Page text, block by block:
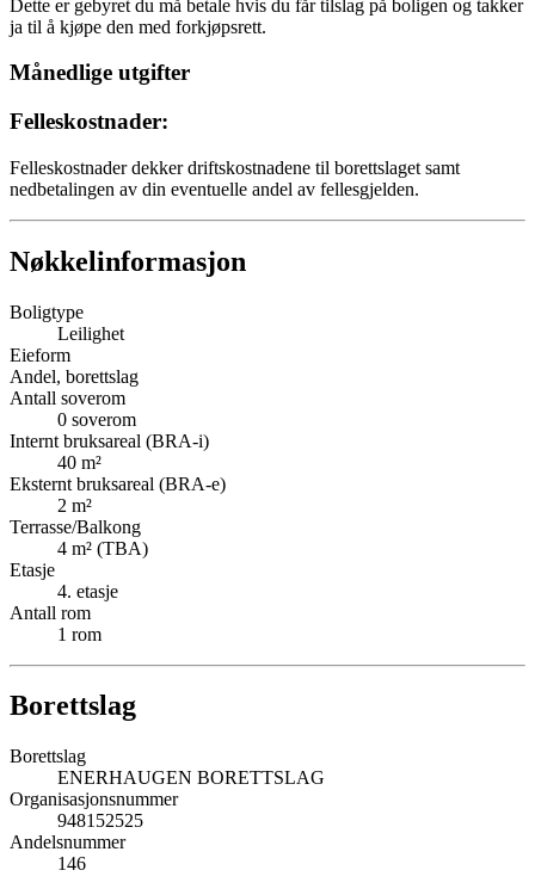
Dette er gebyret du må betale hvis du får tilslag på boligen og takker
ja til å kjøpe den med forkjøpsrett.
Månedlige utgifter
Felleskostnader:
Felleskostnader dekker driftskostnadene til borettslaget samt
nedbetalingen av din eventuelle andel av fellesgjelden.
Nøkkelinformasjon
Boligtype
Leilighet
Eieform
Andel, borettslag
Antall soverom
0 soverom
Internt bruksareal (BRA-i)
40 m²
Eksternt bruksareal (BRA-e)
2 m²
Terrasse/Balkong
4 m² (TBA)
Etasje
4. etasje
Antall rom
1 rom
Borettslag
Borettslag
ENERHAUGEN BORETTSLAG
Organisasjonsnummer
948152525
Andelsnummer
146